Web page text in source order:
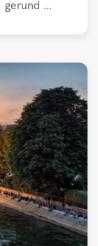
gerund ...